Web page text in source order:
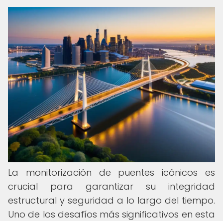
La monitorización de puentes icónicos es
crucial para garantizar su integridad
estructural y seguridad a lo largo del tiempo.
Uno de los desafíos más significativos en esta